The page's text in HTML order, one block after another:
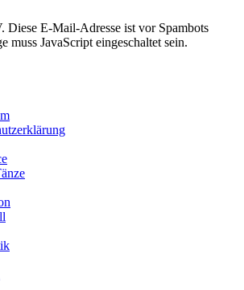
Diese E-Mail-Adresse ist vor Spambots
muss JavaScript eingeschaltet sein.